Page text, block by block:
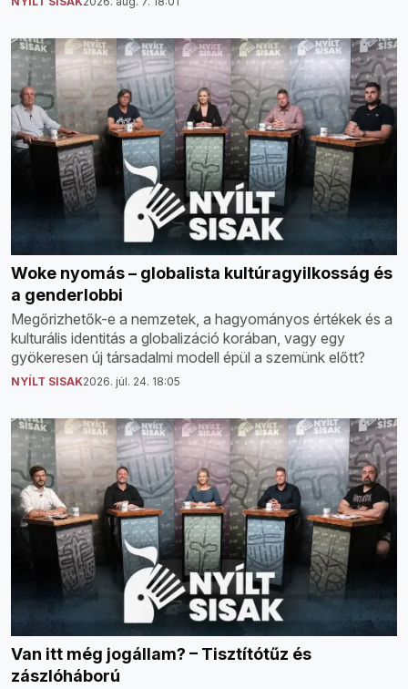
Woke nyomás – globalista kultúragyilkosság és
a genderlobbi
Megőrizhetők-e a nemzetek, a hagyományos értékek és a
kulturális identitás a globalizáció korában, vagy egy
gyökeresen új társadalmi modell épül a szemünk előtt?
NYÍLT SISAK2026. júl. 24. 18:05
Van itt még jogállam? – Tisztítótűz és
zászlóháború